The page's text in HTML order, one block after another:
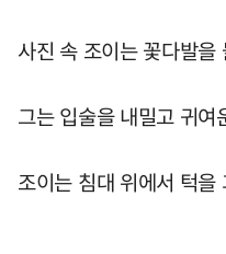
사진 속 조이는 꽃다발
그는 입술을 내밀고 귀여
조이는 침대 위에서 턱을